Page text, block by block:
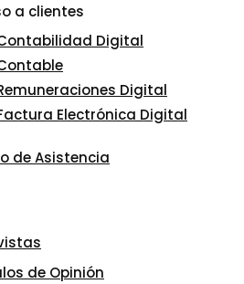
a clientes
Digital
Digital
Electrónica Digital
de Asistencia
de Opinión